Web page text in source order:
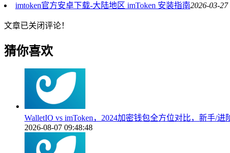
imtoken官方安卓下载-大陆地区 imToken 安装指南2026-03-27
文章已关闭评论！
猜你喜欢
WalletIO vs imToken，2024加密钱包全方位对比，新手/进
2026-08-07 09:48:48